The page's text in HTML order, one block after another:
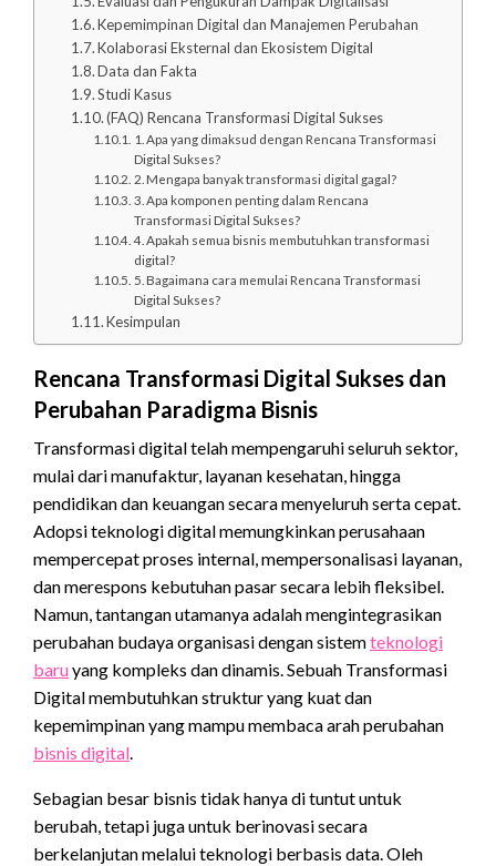
Kepemimpinan Digital dan Manajemen Perubahan
Kolaborasi Eksternal dan Ekosistem Digital
Data dan Fakta
Studi Kasus
(FAQ) Rencana Transformasi Digital Sukses
1. Apa yang dimaksud dengan Rencana Transformasi
Digital Sukses?
2. Mengapa banyak transformasi digital gagal?
3. Apa komponen penting dalam Rencana
Transformasi Digital Sukses?
4. Apakah semua bisnis membutuhkan transformasi
digital?
5. Bagaimana cara memulai Rencana Transformasi
Digital Sukses?
Kesimpulan
Rencana Transformasi Digital Sukses dan
Perubahan Paradigma Bisnis
Transformasi digital telah mempengaruhi seluruh sektor,
mulai dari manufaktur, layanan kesehatan, hingga
pendidikan dan keuangan secara menyeluruh serta cepat.
Adopsi teknologi digital memungkinkan perusahaan
mempercepat proses internal, mempersonalisasi layanan,
dan merespons kebutuhan pasar secara lebih fleksibel.
Namun, tantangan utamanya adalah mengintegrasikan
perubahan budaya organisasi dengan sistemteknologi
baruyang kompleks dan dinamis. Sebuah Transformasi
Digital membutuhkan struktur yang kuat dan
kepemimpinan yang mampu membaca arah perubahan
bisnis digital
Sebagian besar bisnis tidak hanya di tuntut untuk
berubah, tetapi juga untuk berinovasi secara
berkelanjutan melalui teknologi berbasis data. Oleh